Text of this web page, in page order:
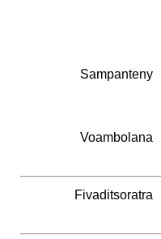
Sampanteny
Voambolana
Fivaditsoratra